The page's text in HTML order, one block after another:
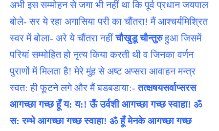
अभी इस सम्मोहन से जगा भी नहीं था कि पूर्व प्रधान जयपाल
बोले- सर ये रहा अगासिया परी का चौंतरा! मैं आश्चर्यमिश्रित
स्वर में बोला- अरे ये चौंतरा नहींचौखुडू चौन्तुरुहुआ जिसमें
परियां सम्मोहित हो नृत्य किया करती थी व जिनका वर्णन
पुराणों में मिलता है! मेरे मुंह से अष्ट अप्सरा आवाहन मन्त्र
स्वत: ही फूटने लगे और मैं बडबडाया:-तत्क्षषयसर्वाप्सरस
आगच्छा गच्छ हूँ य: य:! ऊँ उर्वशी आगच्छा गच्छ स्वाहा! ॐ
स: रम्भे आगच्छा गच्छ स्वाहा! ॐ हूँ मेनके आगच्छा गच्छ